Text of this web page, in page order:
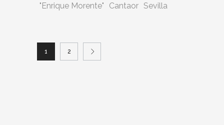
"Enrique Morente" Cantaor Sevilla
1 2